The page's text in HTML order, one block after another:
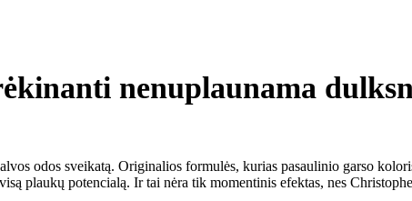
nenuplaunama
odos sveikatą. Originalios formulės, kurias pasaulinio garso
plaukų potencialą. Ir tai nėra tik momentinis efektas, nes